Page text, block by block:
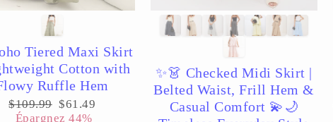
Tiered Maxi Skirt
Cotton with
Ruffle Hem
Prix
régulier
$109.99 Prix
réduit
$61.49
Épargnez 44%
✨👗 Checked Midi Skirt |
Belted Waist, Frill Hem &
Casual Comfort 💫🌙